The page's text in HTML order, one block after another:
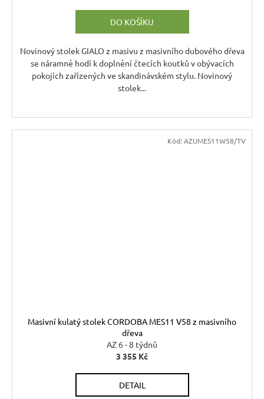
A
DO KOŠÍKU
Novinový stolek GIALO z masivu z masivního dubového dřeva
se náramně hodí k doplnění čtecích koutků v obývacích
pokojích zařízených ve skandinávském stylu. Novinový
stolek...
Masivní kulatý stolek CORDOBA MES11 V58 z masivního
dřeva
AZ 6 - 8 týdnů
3 355 Kč
DETAIL
Kód: AZUMES11W58/TV